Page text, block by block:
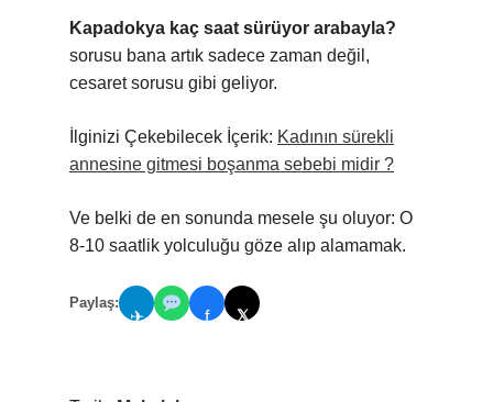
Kapadokya kaç saat sürüyor arabayla?
sorusu bana artık sadece zaman değil,
cesaret sorusu gibi geliyor.
İlginizi Çekebilecek İçerik: Kadının sürekli
annesine gitmesi boşanma sebebi midir ?
Ve belki de en sonunda mesele şu oluyor: O
8-10 saatlik yolculuğu göze alıp alamamak.
Paylaş:
✈ f 𝕏